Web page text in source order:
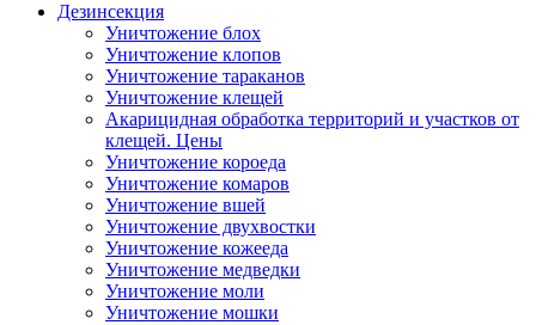
Дезинсекция
Уничтожение блох
Уничтожение клопов
Уничтожение тараканов
Уничтожение клещей
Акарицидная обработка территорий и участков от
клещей. Цены
Уничтожение короеда
Уничтожение комаров
Уничтожение вшей
Уничтожение двухвостки
Уничтожение кожееда
Уничтожение медведки
Уничтожение моли
Уничтожение мошки